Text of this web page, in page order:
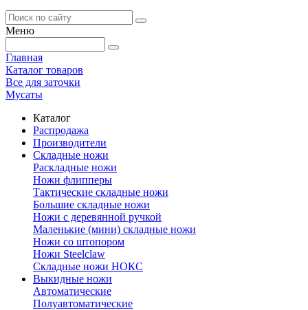
Меню
Главная
Каталог товаров
Все для заточки
Мусаты
Каталог
Распродажа
Производители
Складные ножи
Раскладные ножи
Ножи флипперы
Тактические складные ножи
Большие складные ножи
Ножи с деревянной ручкой
Маленькие (мини) складные ножи
Ножи со штопором
Ножи Steelclaw
Складные ножи НОКС
Выкидные ножи
Автоматические
Полуавтоматические